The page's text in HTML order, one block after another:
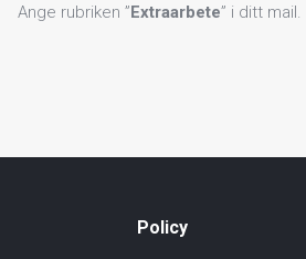
Ange rubriken ”Extraarbete” i ditt mail.
Policy